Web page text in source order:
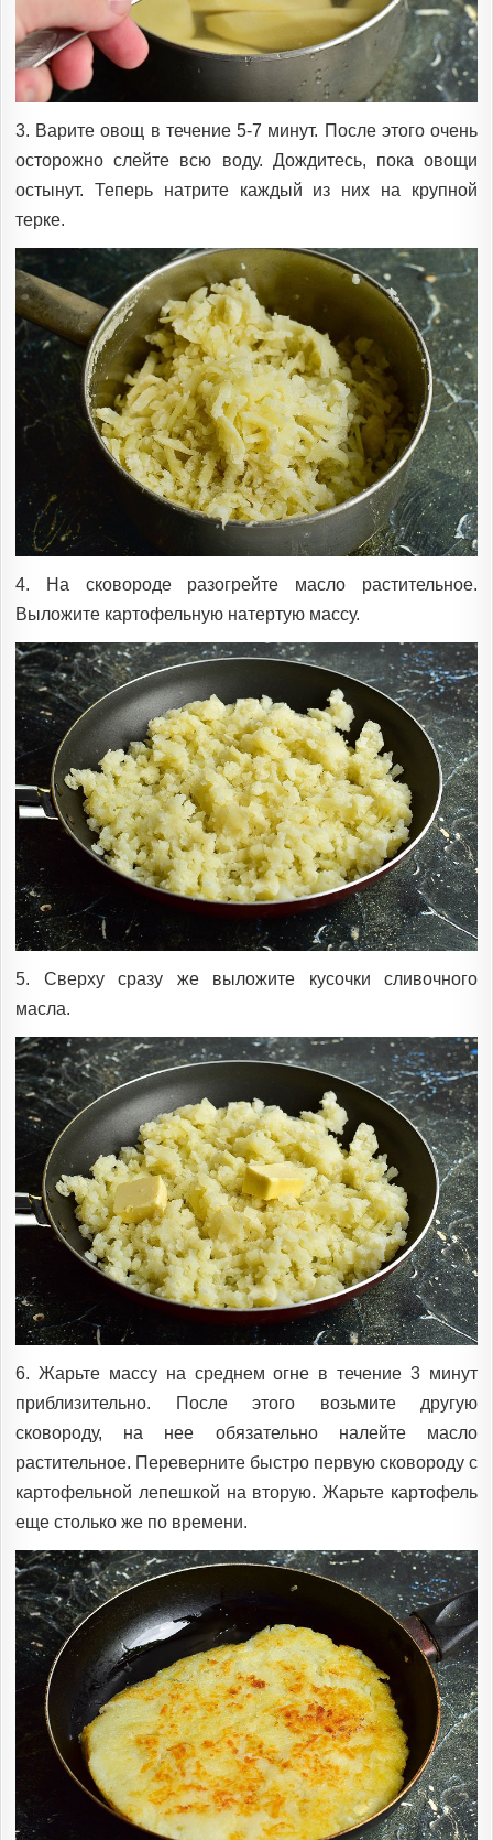
3. Варите овощ в течение 5-7 минут. После этого очень
осторожно слейте всю воду. Дождитесь, пока овощи
остынут. Теперь натрите каждый из них на крупной
терке.
4. На сковороде разогрейте масло растительное.
Выложите картофельную натертую массу.
5. Сверху сразу же выложите кусочки сливочного
масла.
6. Жарьте массу на среднем огне в течение 3 минут
приблизительно. После этого возьмите другую
сковороду, на нее обязательно налейте масло
растительное. Переверните быстро первую сковороду с
картофельной лепешкой на вторую. Жарьте картофель
еще столько же по времени.